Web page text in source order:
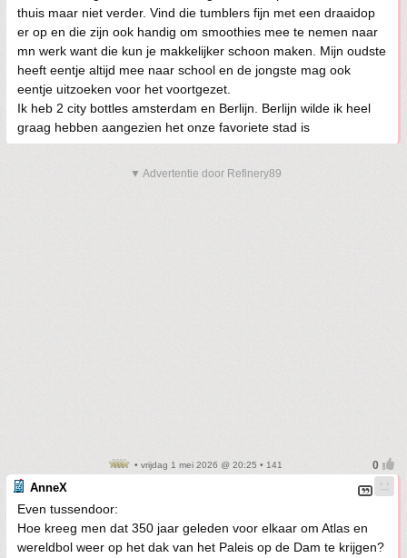
thuis maar niet verder. Vind die tumblers fijn met een draaidop
er op en die zijn ook handig om smoothies mee te nemen naar
mn werk want die kun je makkelijker schoon maken. Mijn oudste
heeft eentje altijd mee naar school en de jongste mag ook
eentje uitzoeken voor het voortgezet.
Ik heb 2 city bottles amsterdam en Berlijn. Berlijn wilde ik heel
graag hebben aangezien het onze favoriete stad is
▼ Advertentie door Refinery89
• vrijdag 1 mei 2026 @ 20:25 • 141
AnneX
Even tussendoor:
Hoe kreeg men dat 350 jaar geleden voor elkaar om Atlas en
wereldbol weer op het dak van het Paleis op de Dam te krijgen?